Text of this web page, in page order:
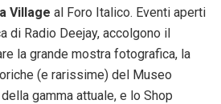
Village al Foro Italico. Eventi aperti
di Radio Deejay, accolgono il
la grande mostra fotografica, la
(e rarissime) del Museo
gamma attuale, e lo Shop